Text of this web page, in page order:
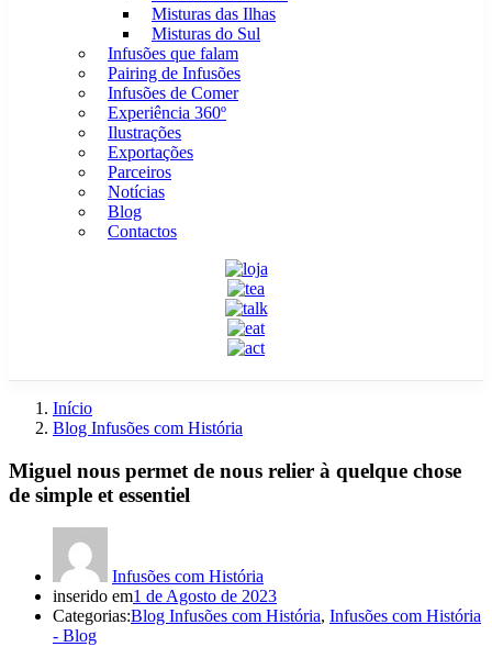
Misturas das Ilhas
Misturas do Sul
Infusões que falam
Pairing de Infusões
Infusões de Comer
Experiência 360º
Ilustrações
Exportações
Parceiros
Notícias
Blog
Contactos
Início
Blog Infusões com História
Miguel nous permet de nous relier à quelque chose
de simple et essentiel
Infusões com História
inserido em1 de Agosto de 2023
Categorias:Blog Infusões com História, Infusões com História
- Blog